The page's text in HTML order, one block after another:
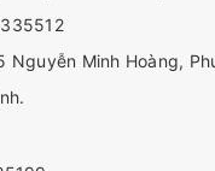
Nguyễn Minh Hoàng,